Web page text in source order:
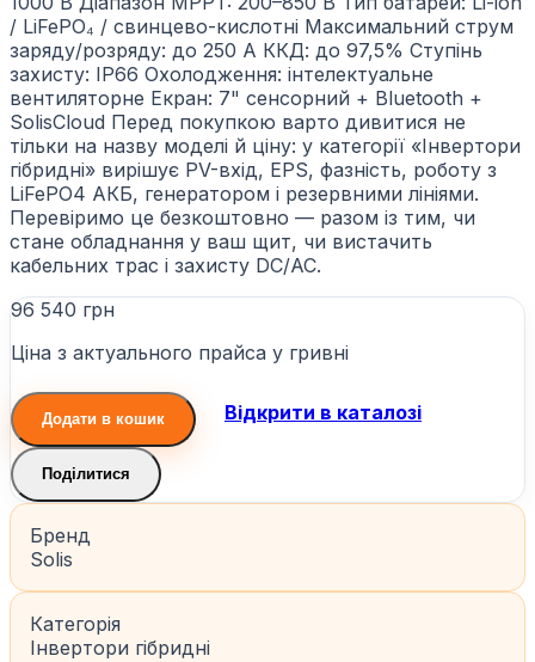
/ LiFePO₄ / свинцево-кислотні Максимальний струм
заряду/розряду: до 250 А ККД: до 97,5% Ступінь
захисту: IP66 Охолодження: інтелектуальне
вентиляторне Екран: 7" сенсорний + Bluetooth +
SolisCloud Перед покупкою варто дивитися не
тільки на назву моделі й ціну: у категорії «Інвертори
гібридні» вирішує PV-вхід, EPS, фазність, роботу з
LiFePO4 АКБ, генератором і резервними лініями.
Перевіримо це безкоштовно — разом із тим, чи
стане обладнання у ваш щит, чи вистачить
кабельних трас і захисту DC/AC.
96 540 грн
Ціна з актуального прайса у гривні
Додати в кошик Відкрити в каталозі
Поділитися
Бренд
Solis
Категорія
Інвертори гібридні